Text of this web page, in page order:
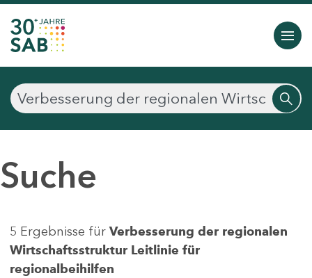
Suche
5 Ergebnisse für Verbesserung der regionalen
Wirtschaftsstruktur Leitlinie für
regionalbeihilfen